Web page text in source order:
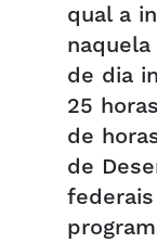
qual a
de dia
25
de
de